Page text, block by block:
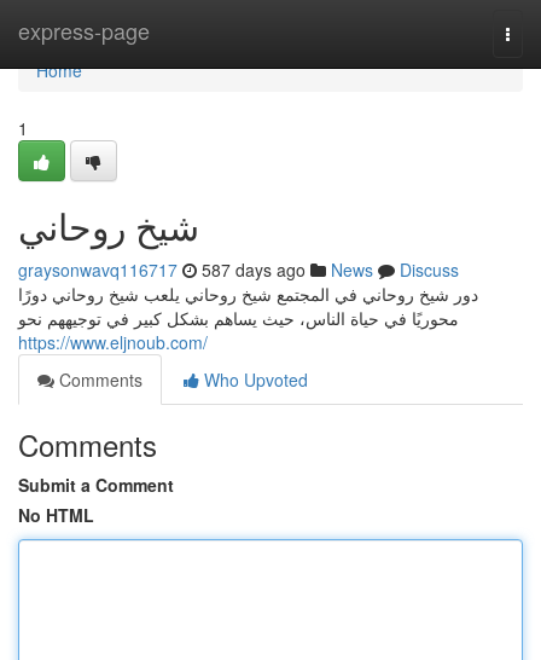
express-page
Home
Home
1
شيخ روحاني
graysonwavq116717 587 days ago News
Discuss
دور شيخ روحاني في المجتمع شيخ روحاني يلعب شيخ روحاني دورًا
محوريًا في حياة الناس، حيث يساهم بشكل كبير في توجيههم نحو
https://www.eljnoub.com/
Comments
Who Upvoted
Comments
Submit a Comment
No HTML